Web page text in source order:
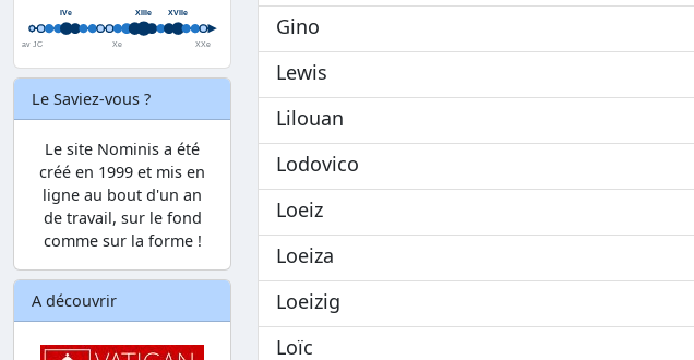
Le Saviez-vous ?
Le site Nominis a été
créé en 1999 et mis en
ligne au bout d'un an
de travail, sur le fond
comme sur la forme !
A découvrir
Gino
Lewis
Lilouan
Lodovico
Loeiz
Loeiza
Loeizig
Loïc